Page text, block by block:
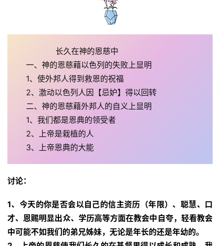
            长久在神的恩慈中
一、神的恩慈藉以色列的失败上显明
1、使外邦人得到救恩的祝福
2、激动以色列人因【忌妒】得以回转
二、神的恩慈藉外邦人的自义上显明
1、我们都是恩典的领受者
2、上帝是栽植的人
3、上帝恩典的大能
讨论：
1、今天的你是否会以自己的信主资历（年限）、聪慧、口
才、恩赐明显出众、学历高等方面在教会中自夸，轻看教会
中可能不如我们的弟兄姊妹，无论是年长的还是年幼的。